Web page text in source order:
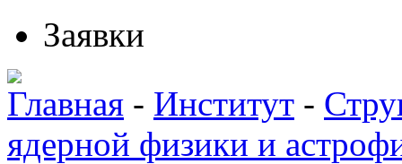
Заявки
Главная - Институт -
ядерной физики и